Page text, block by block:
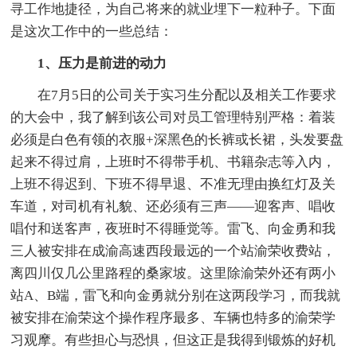
寻工作地捷径，为自己将来的就业埋下一粒种子。下面
是这次工作中的一些总结：
1、压力是前进的动力
在7月5日的公司关于实习生分配以及相关工作要求
的大会中，我了解到该公司对员工管理特别严格：着装
必须是白色有领的衣服+深黑色的长裤或长裙，头发要盘
起来不得过肩，上班时不得带手机、书籍杂志等入内，
上班不得迟到、下班不得早退、不准无理由换红灯及关
车道，对司机有礼貌、还必须有三声——迎客声、唱收
唱付和送客声，夜班时不得睡觉等。雷飞、向金勇和我
三人被安排在成渝高速西段最远的一个站渝荣收费站，
离四川仅几公里路程的桑家坡。这里除渝荣外还有两小
站A、B端，雷飞和向金勇就分别在这两段学习，而我就
被安排在渝荣这个操作程序最多、车辆也特多的渝荣学
习观摩。有些担心与恐惧，但这正是我得到锻炼的好机